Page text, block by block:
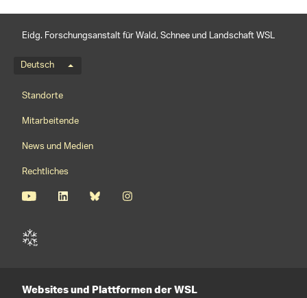
Eidg. Forschungsanstalt für Wald, Schnee und Landschaft WSL
Sprachmenü
Deutsch
Footernavigation
Standorte
Mitarbeitende
News und Medien
Rechtliches
Websites und Plattformen der WSL